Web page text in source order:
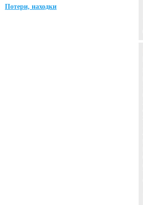
Потери, находки